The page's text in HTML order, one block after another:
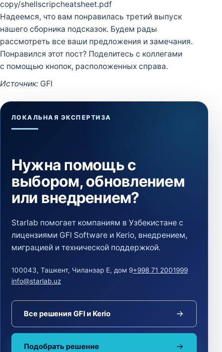
copy/shellscripcheatsheet.pdf
Надеемся, что вам понравилась третий выпуск
нашего сборника подсказок. Будем рады
рассмотреть все ваши предложения и замечания.
Понравился этот пост? Поделитесь с коллегами
с помощью кнопок, расположенных справа.
Источник: GFI
ЛОКАЛЬНАЯ ЭКСПЕРТИЗА
Нужна помощь с
выбором, обновлением
или внедрением?
Starlab помогает компаниям в Узбекистане с
лицензиями GFI Software и Kerio, внедрением,
миграцией и технической поддержкой.
100043, Ташкент, Чиланзар Е, дом 9+998 71 2001999
info@starlab.uz
Все решения GFI и Kerio
Подобрать решение